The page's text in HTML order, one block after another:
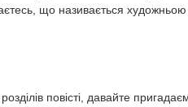
що називається
повісті, давайте